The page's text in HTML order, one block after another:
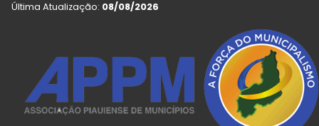
Última Atualização: 08/08/2026